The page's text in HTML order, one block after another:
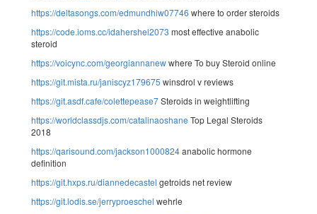
https://deltasongs.com/edmundhiw07746 where to order steroids
https://code.ioms.cc/idahershel2073 most effective anabolic
steroid
https://voicync.com/georgiannanewwhere To buy Steroid online
https://git.mista.ru/janiscyz179675 winsdrol v reviews
https://git.asdf.cafe/colettepease7Steroids in weightlifting
https://worldclassdjs.com/catalinaoshane Top Legal Steroids
2018
https://qarisound.com/jackson1000824anabolic hormone
definition
https://git.hxps.ru/diannedecastel getroids net review
https://git.lodis.se/jerryproeschel wehrle